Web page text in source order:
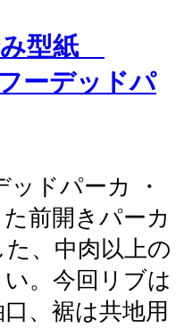
み型紙
ーデッドパ
ッドパーカ ・
前開きパーカ
、中肉以上の
。今回リブは
、裾は共地用